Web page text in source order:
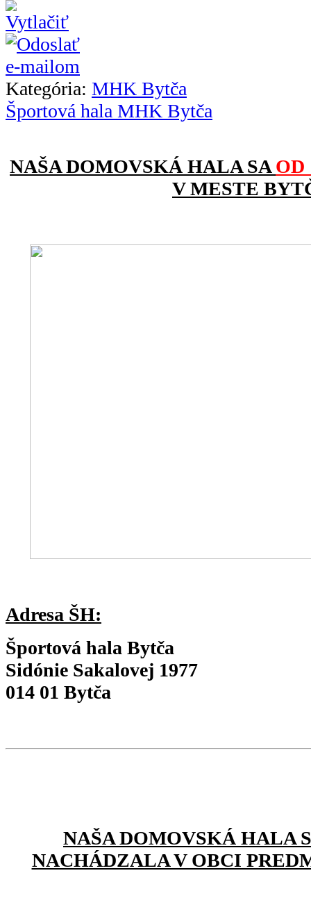
Kategória: MHK Bytča
Športová hala MHK Bytča
NAŠA DOMOVSKÁ HALA SAOD
V MESTE
Adresa ŠH:
Športová hala Bytča
Sidónie Sakalovej 1977
014 01 Bytča
NAŠA DOMOVSKÁ HALA
NACHÁDZALA V OBCI